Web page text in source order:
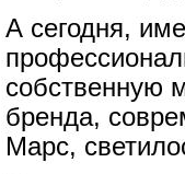
А сегодня,
собственную
бренда,
Марс,